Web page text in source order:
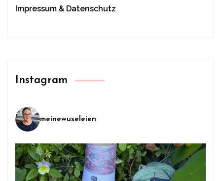
Impressum & Datenschutz
Instagram
meinewuseleien